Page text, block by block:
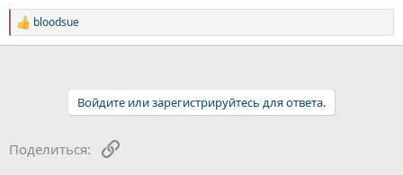
По достижении дна пациенту показано полное и
бескомпромиссное воздержание от травы, алкоголя и другой
Р
е
bloodsue
Войдите или зарегистрируйтесь для ответа.
Поделиться: Ссылка